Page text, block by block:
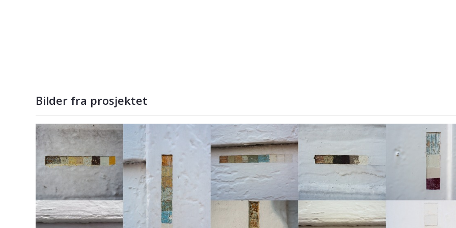
Bilder fra prosjektet